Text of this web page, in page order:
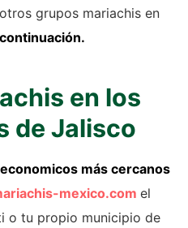
grupos mariachis en
en los
de Jalisco
más cercanos
mexico.com el
o tu propio municipio de